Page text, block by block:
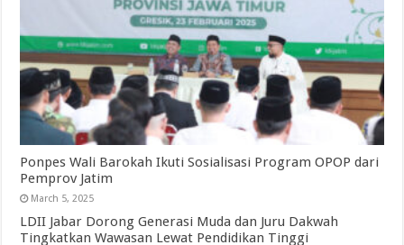
Ponpes Wali Barokah Ikuti Sosialisasi Program OPOP dari
Pemprov Jatim
March 5, 2025
LDII Jabar Dorong Generasi Muda dan Juru Dakwah
Tingkatkan Wawasan Lewat Pendidikan Tinggi